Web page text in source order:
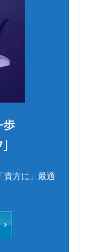
歩
貴方に」最適